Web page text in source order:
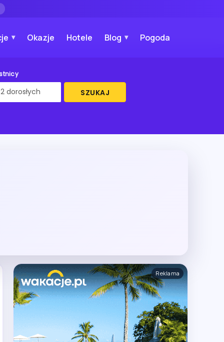
Okazje Hotele Blog Pogoda
SZUKAJ
Reklama